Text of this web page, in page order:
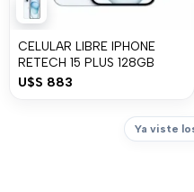
CELULAR LIBRE IPHONE
RETECH 15 PLUS 128GB
U$S 883
Ya viste